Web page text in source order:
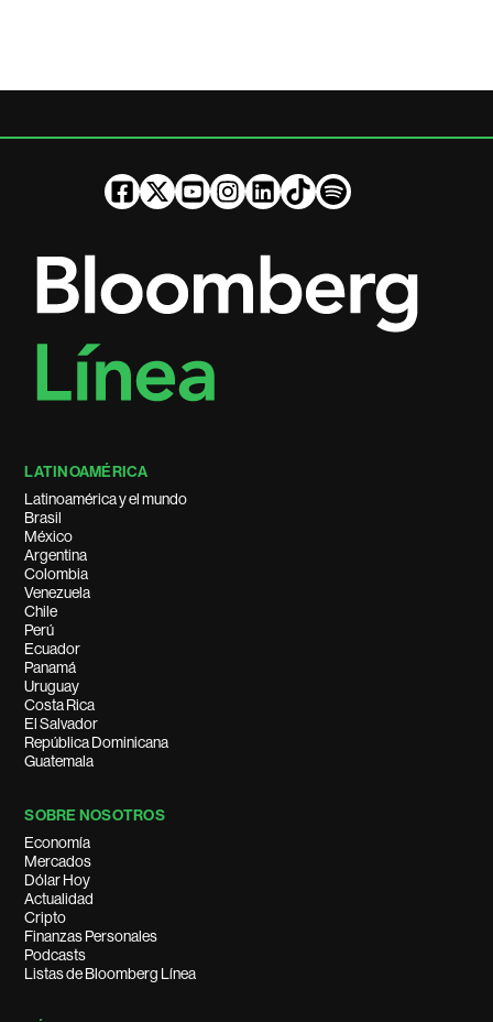
LATINOAMÉRICA
Latinoamérica y el mundo
Brasil
México
Argentina
Colombia
Venezuela
Chile
Perú
Ecuador
Panamá
Uruguay
Costa Rica
El Salvador
República Dominicana
Guatemala
SOBRE NOSOTROS
Economía
Mercados
Dólar Hoy
Actualidad
Cripto
Finanzas Personales
Podcasts
Listas de Bloomberg Línea